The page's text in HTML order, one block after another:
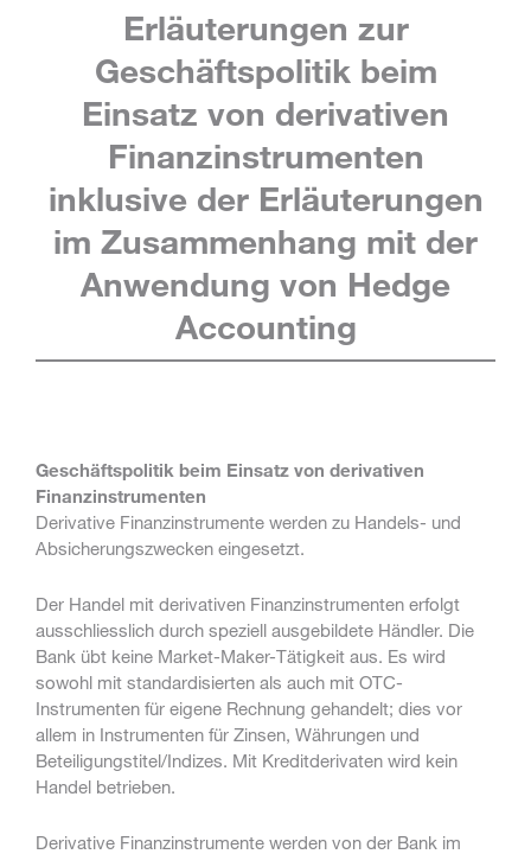
Erläuterungen zur
Geschäftspolitik beim
Einsatz von derivativen
Finanzinstrumenten
inklusive der Erläuterungen
im Zusammenhang mit der
Anwendung von Hedge
Accounting
Geschäftspolitik beim Einsatz von derivativen
Finanzinstrumenten
Derivative Finanzinstrumente werden zu Handels- und
Absicherungszwecken eingesetzt.
Der Handel mit derivativen Finanzinstrumenten erfolgt
ausschliesslich durch speziell ausgebildete Händler. Die
Bank übt keine Market-Maker-Tätigkeit aus. Es wird
sowohl mit standardisierten als auch mit OTC-
Instrumenten für eigene Rechnung gehandelt; dies vor
allem in Instrumenten für Zinsen, Währungen und
Beteiligungstitel/Indizes. Mit Kreditderivaten wird kein
Handel betrieben.
Derivative Finanzinstrumente werden von der Bank im